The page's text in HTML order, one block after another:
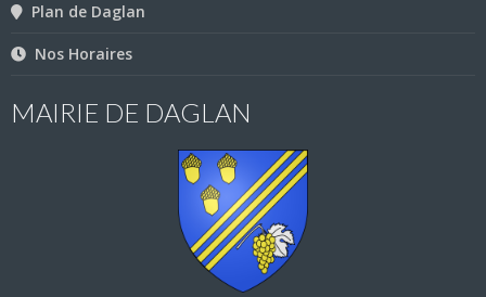
Plan de Daglan
Nos Horaires
MAIRIE DE DAGLAN